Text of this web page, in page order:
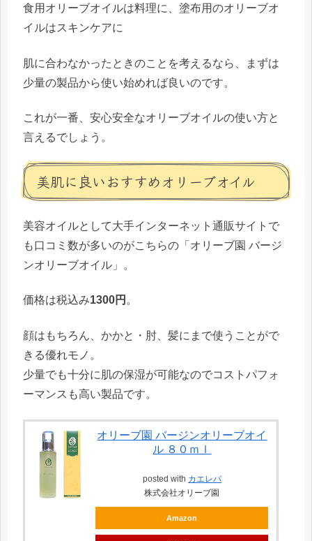
食用オリーブオイルは料理に、塗布用のオリーブオ
イルはスキンケアに
肌に合わなかったときのことを考えるなら、まずは
少量の製品から使い始めれば良いのです。
これが一番、安心安全なオリーブオイルの使い方と
言えるでしょう。
美肌に良いおすすめオリーブオイル
美容オイルとして大手インターネット通販サイトで
も口コミ数が多いのがこちらの「 オリーブ園 バージ
ンオリーブオイル 」。
価格は税込み1300円 。
顔はもちろん、かかと・肘、髪にまで使うことがで
きる優れモノ。
少量でも十分に肌の保湿が可能なのでコストパフォ
ーマンスも高い製品です。
オリーブ園 バージンオリーブオイ
ル ８０ｍｌ
posted with カエレバ
株式会社オリーブ園
Amazon